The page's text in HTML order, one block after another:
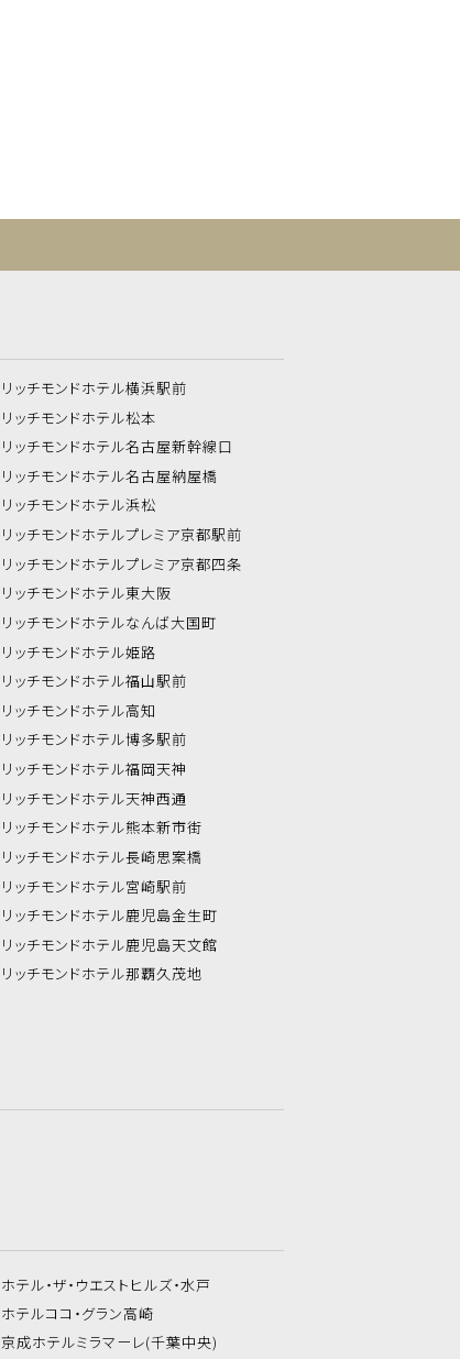
リッチモンドホテル横浜駅前
リッチモンドホテル松本
リッチモンドホテル名古屋新幹線口
リッチモンドホテル名古屋納屋橋
リッチモンドホテル浜松
リッチモンドホテルプレミア京都駅前
リッチモンドホテルプレミア京都四条
リッチモンドホテル東大阪
リッチモンドホテルなんば大国町
リッチモンドホテル姫路
リッチモンドホテル福山駅前
リッチモンドホテル高知
リッチモンドホテル博多駅前
リッチモンドホテル福岡天神
リッチモンドホテル天神西通
リッチモンドホテル熊本新市街
リッチモンドホテル長崎思案橋
リッチモンドホテル宮崎駅前
リッチモンドホテル鹿児島金生町
リッチモンドホテル鹿児島天文館
リッチモンドホテル那覇久茂地
ホテル・ザ・ ウエストヒルズ・水戸
ホテルココ・グラン高崎
京成ホテルミラマーレ(千葉中央)